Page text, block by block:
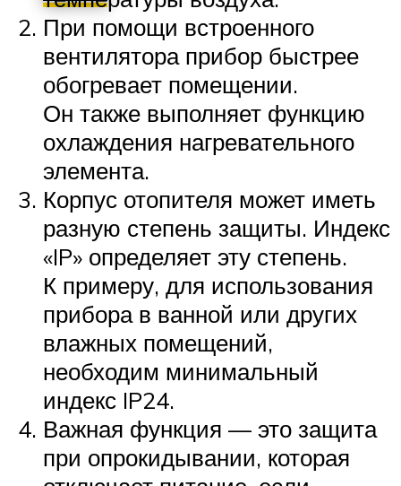
При помощи встроенного
вентилятора прибор быстрее
обогревает помещении.
Он также выполняет функцию
охлаждения нагревательного
элемента.
Корпус отопителя может иметь
разную степень защиты. Индекс
«IP» определяет эту степень.
К примеру, для использования
прибора в ванной или других
влажных помещений,
необходим минимальный
индекс IP24.
Важная функция — это защита
при опрокидывании, которая